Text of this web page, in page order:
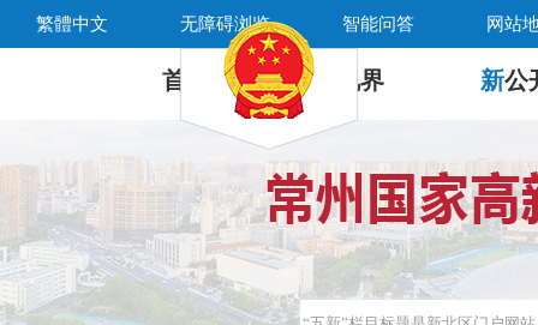
繁體中文 无障碍浏览 智能问答 网站
首 页 新 视界 新公